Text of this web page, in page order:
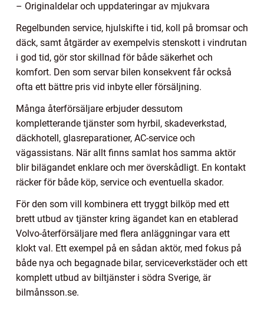
– Originaldelar och uppdateringar av mjukvara
Regelbunden service, hjulskifte i tid, koll på bromsar och
däck, samt åtgärder av exempelvis stenskott i vindrutan
i god tid, gör stor skillnad för både säkerhet och
komfort. Den som servar bilen konsekvent får också
ofta ett bättre pris vid inbyte eller försäljning.
Många återförsäljare erbjuder dessutom
kompletterande tjänster som hyrbil, skadeverkstad,
däckhotell, glasreparationer, AC-service och
vägassistans. När allt finns samlat hos samma aktör
blir bilägandet enklare och mer överskådligt. En kontakt
räcker för både köp, service och eventuella skador.
För den som vill kombinera ett tryggt bilköp med ett
brett utbud av tjänster kring ägandet kan en etablerad
Volvo-återförsäljare med flera anläggningar vara ett
klokt val. Ett exempel på en sådan aktör, med fokus på
både nya och begagnade bilar, serviceverkstäder och ett
komplett utbud av biltjänster i södra Sverige, är
bilmånsson.se.